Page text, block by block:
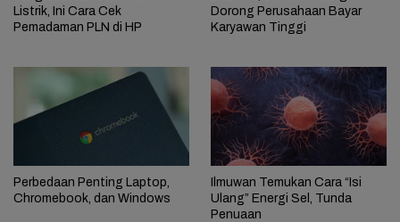
Listrik, Ini Cara Cek
Pemadaman PLN di HP
Dorong Perusahaan Bayar
Karyawan Tinggi
Perbedaan Penting Laptop,
Chromebook, dan Windows
Ilmuwan Temukan Cara “Isi
Ulang” Energi Sel, Tunda
Penuaan